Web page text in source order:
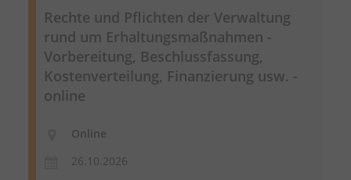
Rechte und Pflichten der Verwaltung
rund um Erhaltungsmaßnahmen -
Vorbereitung, Beschlussfassung,
Kostenverteilung, Finanzierung usw. -
online
Online
26.10.2026